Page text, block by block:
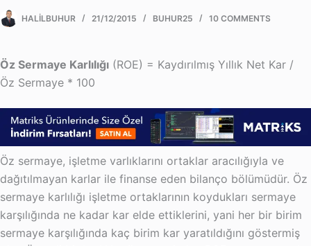
HALILBUHUR 21/12/2015 BUHUR25 10 COMMENTS
Öz Sermaye Karlılığı (ROE) = Kaydırılmış Yıllık Net Kar /
Öz Sermaye * 100
Öz sermaye, işletme varlıklarını ortaklar aracılığıyla ve
dağıtılmayan karlar ile finanse eden bilanço bölümüdür. Öz
sermaye karlılığı işletme ortaklarının koydukları sermaye
karşılığında ne kadar kar elde ettiklerini, yani her bir birim
sermaye karşılığında kaç birim kar yaratıldığını göstermiş